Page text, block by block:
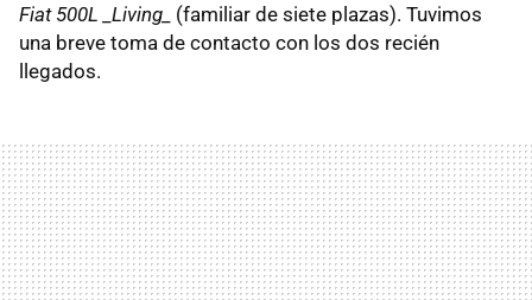
Fiat 500L _Living_ (familiar de siete plazas). Tuvimos
una breve toma de contacto con los dos recién
llegados.